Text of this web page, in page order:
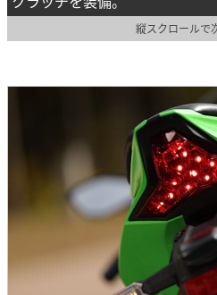
縦スクロールで